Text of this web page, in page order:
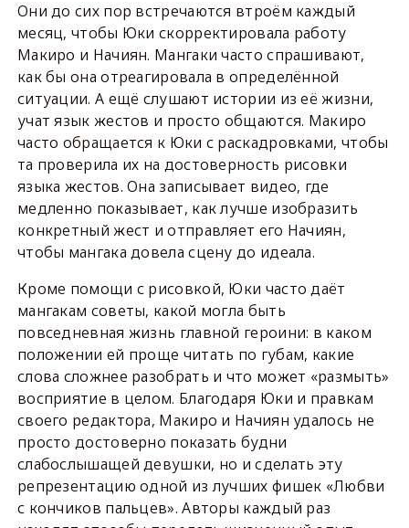
Они до сих пор встречаются втроём каждый
месяц, чтобы Юки скорректировала работу
Макиро и Начиян. Мангаки часто спрашивают,
как бы она отреагировала в определённой
ситуации. А ещё слушают истории из её жизни,
учат язык жестов и просто общаются. Макиро
часто обращается к Юки с раскадровками, чтобы
та проверила их на достоверность рисовки
языка жестов. Она записывает видео, где
медленно показывает, как лучше изобразить
конкретный жест и отправляет его Начиян,
чтобы мангака довела сцену до идеала.
Кроме помощи с рисовкой, Юки часто даёт
мангакам советы, какой могла быть
повседневная жизнь главной героини: в каком
положении ей проще читать по губам, какие
слова сложнее разобрать и что может «размыть»
восприятие в целом. Благодаря Юки и правкам
своего редактора, Макиро и Начиян удалось не
просто достоверно показать будни
слабослышащей девушки, но и сделать эту
репрезентацию одной из лучших фишек «Любви
с кончиков пальцев». Авторы каждый раз